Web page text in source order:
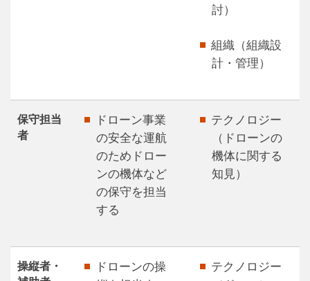
討）
組織（組織設
計・管理）
保守担当
者
ドローン事業
の安全な運航
のためドロー
ンの機体など
の保守を担当
する
テクノロジー
（ドローンの
機体に関する
知見）
操縦者・
ドローンの操
テクノロジー